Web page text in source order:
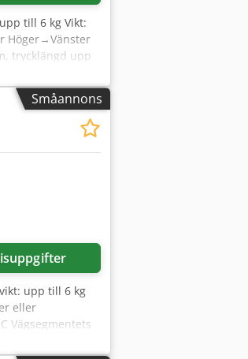
till 6 kg Vikt:
Höger→Vänster
trycklängd upp
mm
till 13,60 SP.12
enheten.Småannons
upp till 6 kg
eller
Vägsegmentets
ladda program